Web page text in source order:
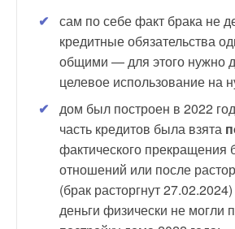
сам по себе факт брака не
кредитные обязательства
общими — для этого нужно
целевое использование на
дом был построен в 2022
часть кредитов была взята
фактического прекращения
отношений или после
(брак расторгнут
деньги физически не могли